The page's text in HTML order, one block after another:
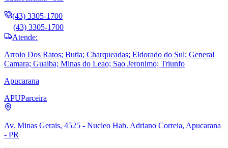
(43) 3305-1700
(43) 3305-1700
Atende:
Arroio Dos Ratos; Butia; Charqueadas; Eldorado do Sul; General
Camara; Guaiba; Minas do Leao; Sao Jeronimo; Triunfo
Apucarana
APUParceira
Av. Minas Gerais, 4525 - Nucleo Hab. Adriano Correia, Apucarana
- PR